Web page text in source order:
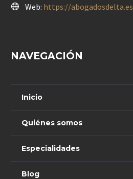
Web: https://abogadosdelta.es
NAVEGACIÓN
Inicio
Quiénes somos
Especialidades
Blog